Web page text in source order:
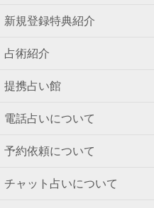
新規登録特典紹介
占術紹介
提携占い館
電話占いについて
予約依頼について
チャット占いについて